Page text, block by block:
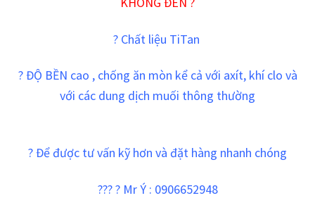
? Chất liệu TiTan
? ĐỘ BỀN cao , chống ăn mòn kể cả với axít, khí clo và
với các dung dịch muối thông thường
? Để được tư vấn kỹ hơn và đặt hàng nhanh chóng
??? ? Mr Ý : 0906652948